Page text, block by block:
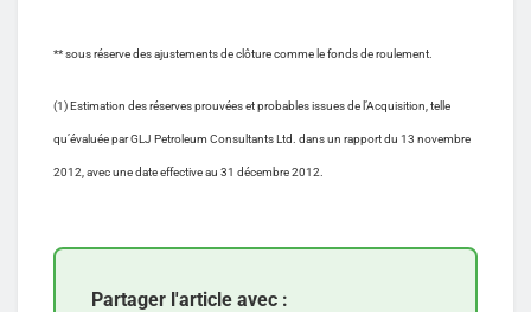
** sous réserve des ajustements de clôture comme le fonds de roulement.
(1) Estimation des réserves prouvées et probables issues de l’Acquisition, telle
qu’évaluée par GLJ Petroleum Consultants Ltd. dans un rapport du 13 novembre
2012, avec une date effective au 31 décembre 2012.
Partager l'article avec :